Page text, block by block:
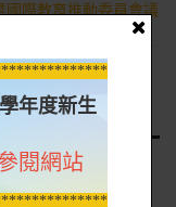
國際教育推動委員會議
會議
年度新生
閱網站